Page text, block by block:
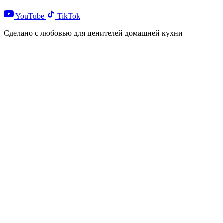
YouTube
TikTok
Сделано с любовью для ценителей домашней кухни